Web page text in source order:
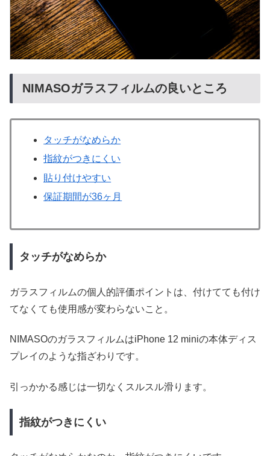
NIMASOガラスフィルムの良いところ
タッチがなめらか
指紋がつきにくい
貼り付けやすい
保証期間が36ヶ月
タッチがなめらか
ガラスフィルムの個人的評価ポイントは、付けてても付け
てなくても使用感が変わらないこと。
NIMASOのガラスフィルムはiPhone 12 miniの本体ディス
プレイのような指ざわりです。
引っかかる感じは一切なくスルスル滑ります。
指紋がつきにくい